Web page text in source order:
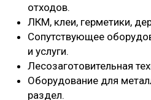
отходов.
ЛКМ, клеи, герметики,
Сопутствующее
и услуги.
Лесозаготовительная
Оборудование для
раздел.